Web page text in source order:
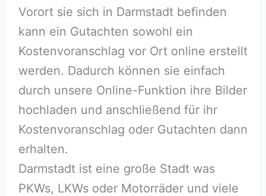
Vorort sie sich in Darmstadt befinden
kann ein Gutachten sowohl ein
Kostenvoranschlag vor Ort online erstellt
werden. Dadurch können sie einfach
durch unsere Online-Funktion ihre Bilder
hochladen und anschließend für ihr
Kostenvoranschlag oder Gutachten dann
erhalten.
Darmstadt ist eine große Stadt was
PKWs, LKWs oder Motorräder und viele